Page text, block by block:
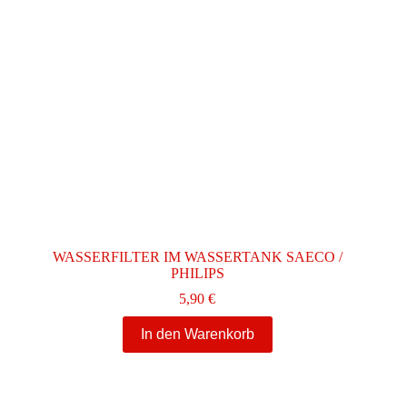
WASSERFILTER IM WASSERTANK SAECO /
PHILIPS
5,90€
In den Warenkorb